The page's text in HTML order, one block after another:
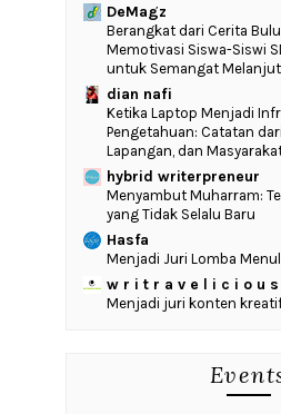
DeMagz
‎Berangkat dari Cerita
Memotivasi Siswa-Siswi
untuk Semangat
dian nafi
Ketika Laptop Menjadi
Pengetahuan: Catatan
Lapangan, dan
hybrid writerpreneur
Menyambut Muharram:
yang Tidak Selalu Baru
Hasfa
Menjadi Juri Lomba
w r i t r a v e l i c i o u s
Menjadi juri konten